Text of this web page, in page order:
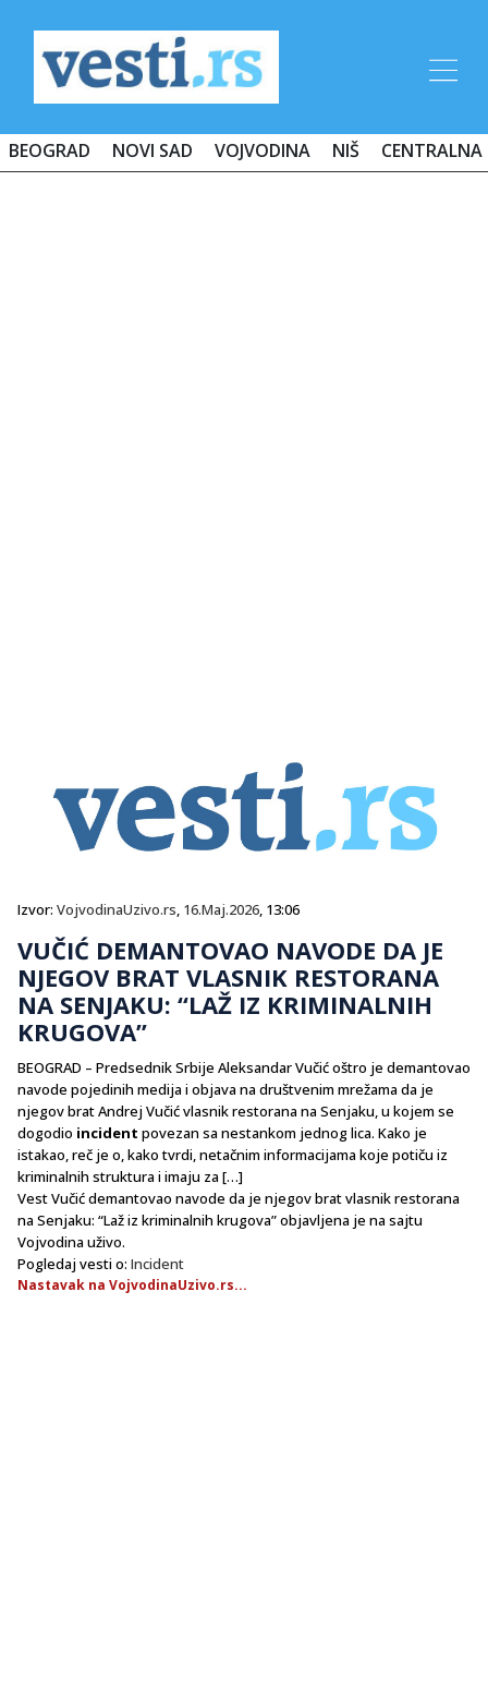
BEOGRAD NOVI SAD VOJVODINA NIŠ CENTRALNA
Izvor: VojvodinaUzivo.rs, 16.Maj.2026, 13:06
VUČIĆ DEMANTOVAO NAVODE DA JE
NJEGOV BRAT VLASNIK RESTORANA
NA SENJAKU: “LAŽ IZ KRIMINALNIH
KRUGOVA”
BEOGRAD – Predsednik Srbije Aleksandar Vučić oštro je demantovao
navode pojedinih medija i objava na društvenim mrežama da je
njegov brat Andrej Vučić vlasnik restorana na Senjaku, u kojem se
dogodio incident povezan sa nestankom jednog lica. Kako je
istakao, reč je o, kako tvrdi, netačnim informacijama koje potiču iz
kriminalnih struktura i imaju za […]
Vest Vučić demantovao navode da je njegov brat vlasnik restorana
na Senjaku: “Laž iz kriminalnih krugova” objavljena je na sajtu
Vojvodina uživo.
Pogledaj vesti o: Incident
Nastavak na VojvodinaUzivo.rs...